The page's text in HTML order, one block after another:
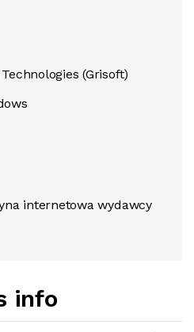
Technologies (Grisoft)
internetowa wydawcy
info